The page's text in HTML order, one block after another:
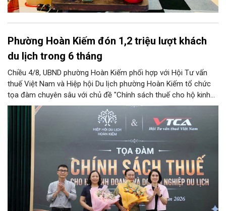
Phường Hoàn Kiếm đón 1,2 triệu lượt khách
du lịch trong 6 tháng
Chiều 4/8, UBND phường Hoàn Kiếm phối hợp với Hội Tư vấn
thuế Việt Nam và Hiệp hội Du lịch phường Hoàn Kiếm tổ chức
tọa đàm chuyên sâu với chủ đề "Chính sách thuế cho hộ kinh
doanh và doanh nghiệp du lịch".